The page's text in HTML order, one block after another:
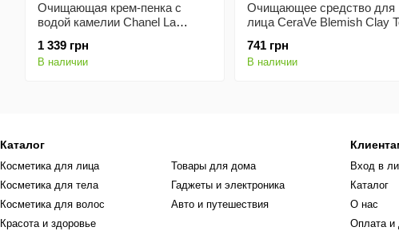
Очищающая крем-пенка с
водой камелии Chanel La
типов кожи, 150 мл
1 339 грн
В наличии
Очищающее средство для
лица CeraVe Blemish Clay
741 грн
В наличии
Каталог
Косметика для лица
Косметика для тела
Косметика для волос
Красота и здоровье
Товары для дома
Гаджеты и электроника
Авто и путешествия
Вход в
Каталог
О нас
Оплата и